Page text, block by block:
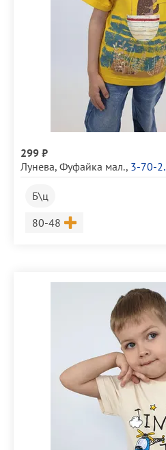
299 ₽
Лунева, Фуфайка мал., 3-70-2.
Б\ц
Размер
80-48